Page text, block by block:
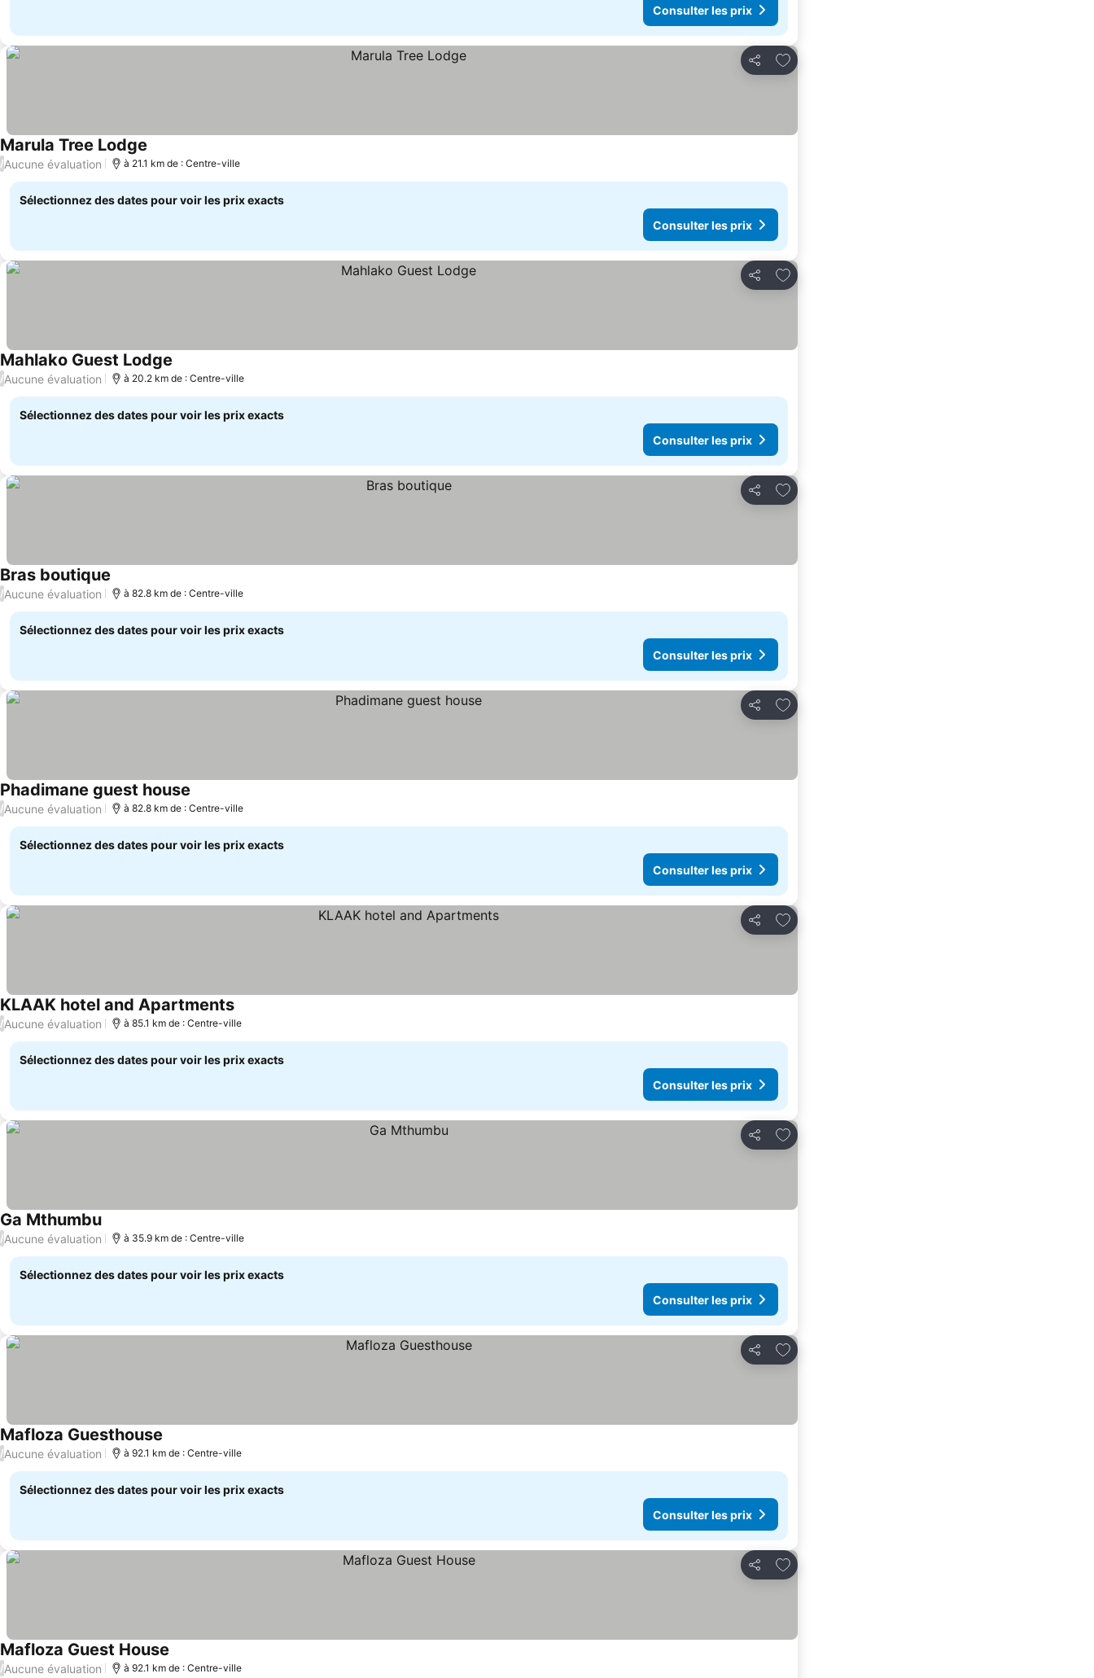
Consulter les prix
Partager
Ajouter à mes favoris
Marula Tree Lodge
/Aucune évaluation à 21.1 km de : Centre-ville
Sélectionnez des dates pour voir les prix exacts
Consulter les prix
Partager
Ajouter à mes favoris
Mahlako Guest Lodge
/Aucune évaluation à 20.2 km de : Centre-ville
Sélectionnez des dates pour voir les prix exacts
Consulter les prix
Partager
Ajouter à mes favoris
Bras boutique
/Aucune évaluation à 82.8 km de : Centre-ville
Sélectionnez des dates pour voir les prix exacts
Consulter les prix
Partager
Ajouter à mes favoris
Phadimane guest house
/Aucune évaluation à 82.8 km de : Centre-ville
Sélectionnez des dates pour voir les prix exacts
Consulter les prix
Partager
Ajouter à mes favoris
KLAAK hotel and Apartments
/Aucune évaluation à 85.1 km de : Centre-ville
Sélectionnez des dates pour voir les prix exacts
Consulter les prix
Partager
Ajouter à mes favoris
Ga Mthumbu
/Aucune évaluation à 35.9 km de : Centre-ville
Sélectionnez des dates pour voir les prix exacts
Consulter les prix
Partager
Ajouter à mes favoris
Mafloza Guesthouse
/Aucune évaluation à 92.1 km de : Centre-ville
Sélectionnez des dates pour voir les prix exacts
Consulter les prix
Partager
Ajouter à mes favoris
Mafloza Guest House
/Aucune évaluation à 92.1 km de : Centre-ville